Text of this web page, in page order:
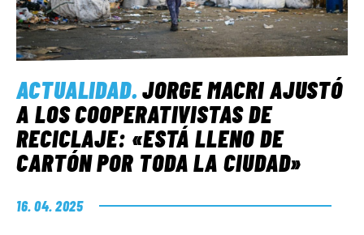
ACTUALIDAD.JORGE MACRI AJUSTÓ
A LOS COOPERATIVISTAS DE
RECICLAJE: «ESTÁ LLENO DE
CARTÓN POR TODA LA CIUDAD»
16. 04. 2025